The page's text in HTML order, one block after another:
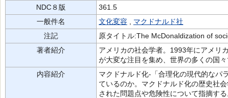
NDC８版
361.5
一般件名
文化変容
マクドナルド社
注記
原タイトル:The McDonaldization of
著者紹介
アメリカの社会学者。1993年にアメリ
が大変な注目を集め、世界の多くの国
内容紹介
マクドナルド化-「合理化の現代的なパ
ているのか。マクドナルド化の歴史社
された問題点や危険性について指摘す